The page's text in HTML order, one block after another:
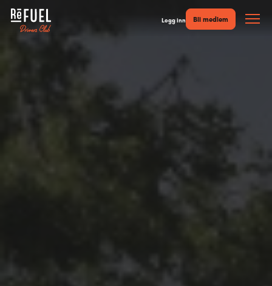
Logg inn Bli medlem